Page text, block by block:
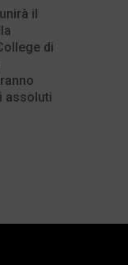
il
di
assoluti